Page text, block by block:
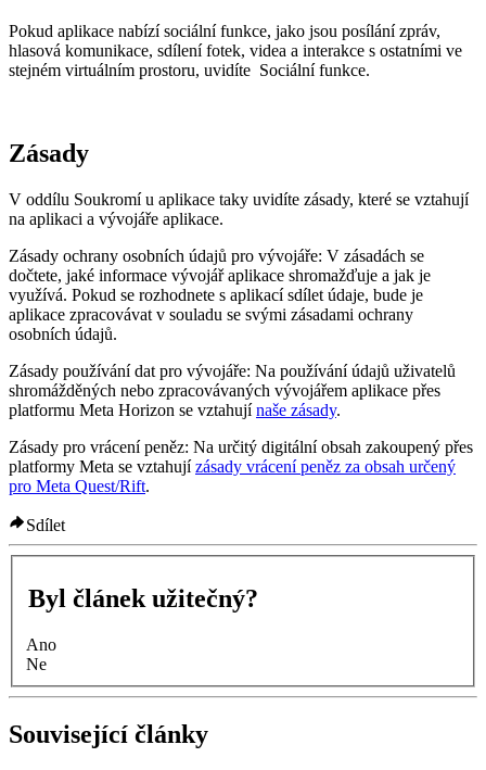
Pokud aplikace nabízí sociální funkce, jako jsou posílání zpráv,
hlasová komunikace, sdílení fotek, videa a interakce s ostatními ve
stejném virtuálním prostoru, uvidíte Sociální funkce.
Zásady
V oddílu Soukromí u aplikace taky uvidíte zásady, které se vztahují
na aplikaci a vývojáře aplikace.
Zásady ochrany osobních údajů pro vývojáře: V zásadách se
dočtete, jaké informace vývojář aplikace shromažďuje a jak je
využívá. Pokud se rozhodnete s aplikací sdílet údaje, bude je
aplikace zpracovávat v souladu se svými zásadami ochrany
osobních údajů.
Zásady používání dat pro vývojáře: Na používání údajů uživatelů
shromážděných nebo zpracovávaných vývojářem aplikace přes
platformu Meta Horizon se vztahujínaše zásady.
Zásady pro vrácení peněz: Na určitý digitální obsah zakoupený přes
platformy Meta se vztahujízásady vrácení peněz za obsah určený
pro Meta Quest/Rift.
Sdílet
Byl článek užitečný?
Ano
Ne
Související články